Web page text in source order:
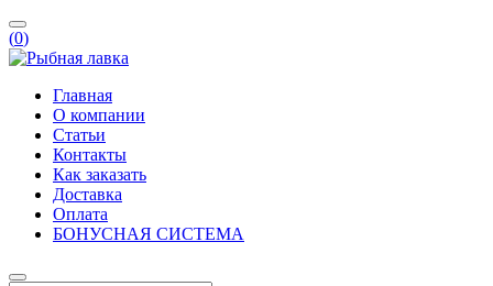
(0)
Главная
О компании
Статьи
Контакты
Как заказать
Доставка
Оплата
БОНУСНАЯ СИСТЕМА